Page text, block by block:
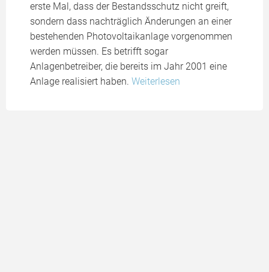
erste Mal, dass der Bestandsschutz nicht greift,
sondern dass nachträglich Änderungen an einer
bestehenden Photovoltaikanlage vorgenommen
werden müssen. Es betrifft sogar
Anlagenbetreiber, die bereits im Jahr 2001 eine
Anlage realisiert haben. Weiterlesen